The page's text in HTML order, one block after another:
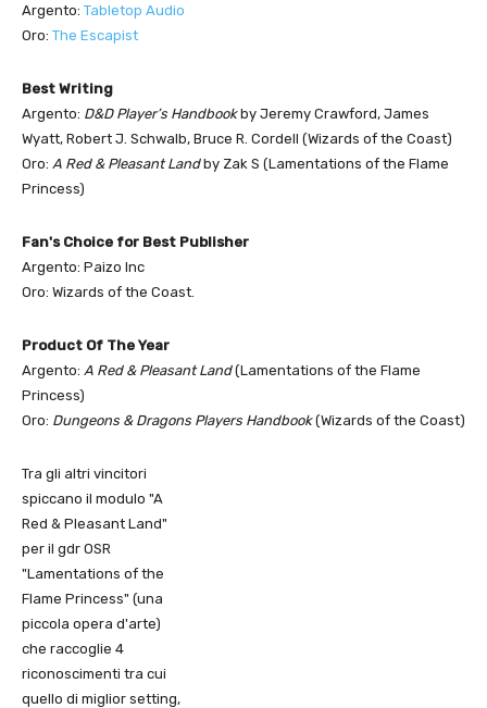
Argento: Tabletop Audio
Oro: The Escapist
Best Writing
Argento: D&D Player’s Handbookby Jeremy Crawford, James
Wyatt, Robert J. Schwalb, Bruce R. Cordell (Wizards of the Coast)
Oro: A Red & Pleasant Landby Zak S (Lamentations of the Flame
Princess)
Fan's Choice for Best Publisher
Argento: Paizo Inc
Oro: Wizards of the Coast.
Product Of The Year
Argento: A Red & Pleasant Land(Lamentations of the Flame
Princess)
Oro: Dungeons & Dragons Players Handbook(Wizards of the Coast)
Tra gli altri vincitori
spiccano il modulo "A
Red & Pleasant Land"
per il gdr OSR
"Lamentations of the
Flame Princess" (una
piccola opera d'arte)
che raccoglie 4
riconoscimenti tra cui
quello di miglior setting,